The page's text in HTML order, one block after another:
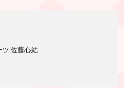
ツ 佐藤心結